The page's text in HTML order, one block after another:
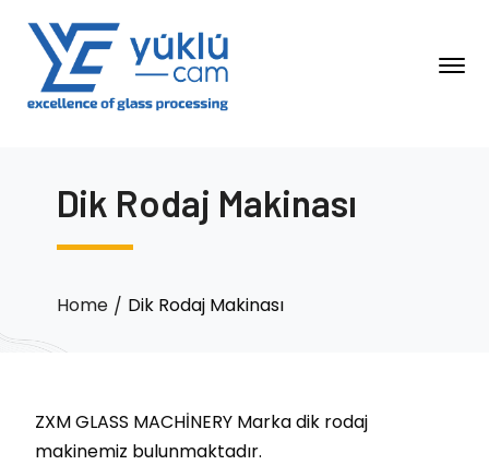
Dik Rodaj Makinası
Home Dik Rodaj Makinası
ZXM GLASS MACHİNERY Marka dik rodaj
makinemiz bulunmaktadır.